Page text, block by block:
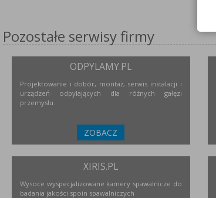
Pozostałe serwisy firmy
ODPYLAMY.PL
Projektowanie i dobór, montaż, serwis instalacji i
urządzeń odpylających dla różnych gałęzi
przemysłu.
ZOBACZ
XIRIS.PL
Wysoce wyspecjalizowane kamery spawalnicze do
badania jakości spoin spawalniczych